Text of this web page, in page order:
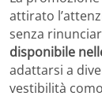
attirato
senza
disponibile
adattarsi a
vestibilità